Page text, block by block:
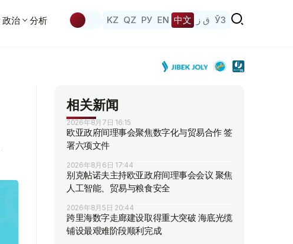
政治 分析 KZ QZ РУ EN 中文 ق ز ЎЗ
相关新闻
2026年8月7日 16:15
欧亚政府间理事会聚焦数字化与贸易合作 签
署六项文件
2026年8月6日 17:44
别克帖诺夫主持欧亚政府间理事会会议 聚焦
人工智能、贸易与粮食安全
2026年8月5日 20:44
跨里海数字走廊建设取得重大突破 海底光缆
铺设最艰难阶段顺利完成